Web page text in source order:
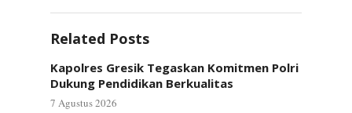
Related Posts
Kapolres Gresik Tegaskan Komitmen Polri
Dukung Pendidikan Berkualitas
7 Agustus 2026